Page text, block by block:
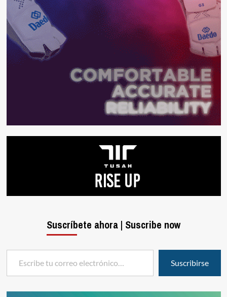
Suscríbete ahora | Suscribe now
Escribe tu correo electrónico…
Suscribirse